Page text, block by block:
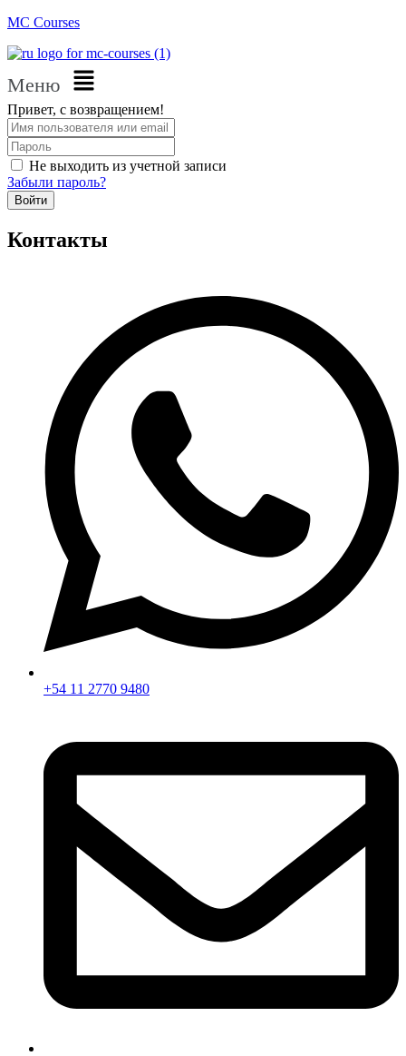
MC Courses
Меню
Привет, с возвращением!
Не выходить из учетной записи
Забыли пароль?
Войти
Контакты
+54 11 2770 9480